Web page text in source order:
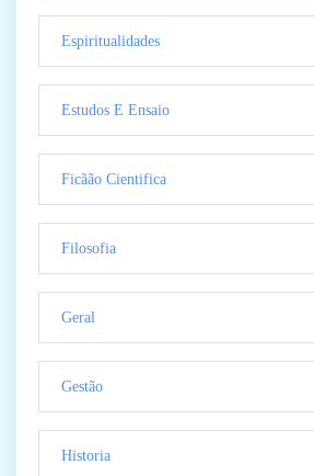
Espiritualidades
Estudos E Ensaio
Ficãão Cientifica
Filosofia
Geral
Gestão
Historia